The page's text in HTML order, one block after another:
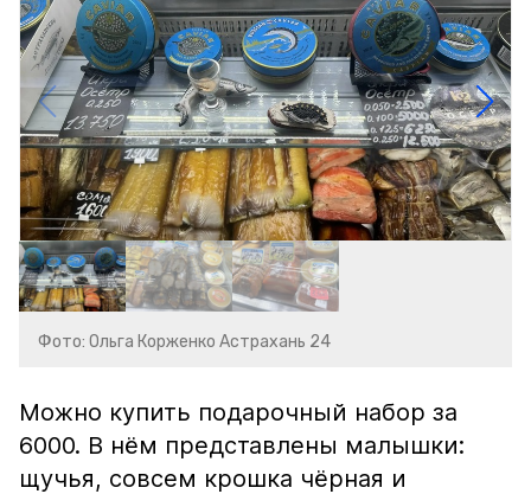
Фото: Ольга Корженко Астрахань 24
Можно купить подарочный набор за
6000. В нём представлены малышки:
щучья, совсем крошка чёрная и